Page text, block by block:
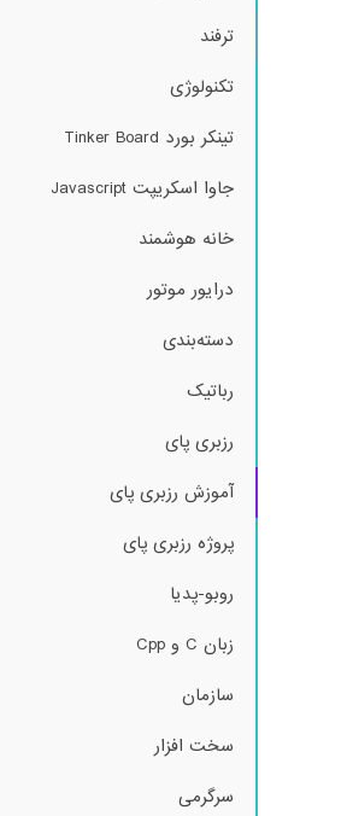
ترفند
تکنولوژی
تینکر بورد Tinker Board
جاوا اسکریپت Javascript
خانه هوشمند
درایور موتور
دسته‌بندی
رباتیک
رزبری پای
آموزش رزبری پای
پروژه رزبری پای
روبو-پدیا
زبان C و Cpp
سازمان
سخت افزار
سرگرمی